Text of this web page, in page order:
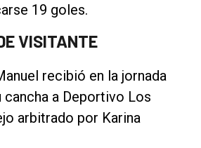
19 goles.
VISITANTE
recibió en la jornada
cancha a Deportivo Los
arbitrado por Karina